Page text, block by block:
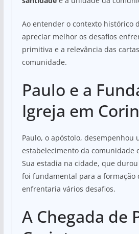
Ao entender o contexto histórico
apreciar melhor os desafios
primitiva e a relevância das
comunidade.
Paulo e a
Igreja em
Paulo, o apóstolo, desempenhou
estabelecimento da comunidade
Sua estadia na cidade, que
foi fundamental para a formação
enfrentaria vários desafios.
A Chegada de